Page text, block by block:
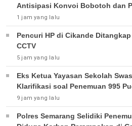
Antisipasi Konvoi Bobotoh dan
1 jam yang lalu
Pencuri HP di Cikande
CCTV
5 jam yang lalu
Eks Ketua Yayasan Sekolah
Klarifikasi soal Penemuan 995
9 jam yang lalu
Polres Semarang Selidiki